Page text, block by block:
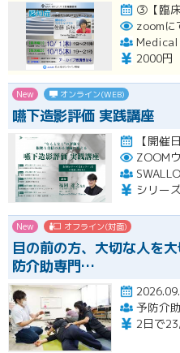
zoomに
Medical
2000円
New オンライン(WEB)
嚥下造影評価 実践講座
New オフライン(対面)
目の前の方、大切な
防介助専門…
2日で